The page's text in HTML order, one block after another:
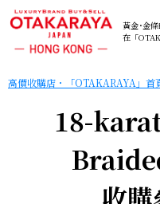
黃金･金
在「
高價收購店・「OTAKARAYA」首
18-